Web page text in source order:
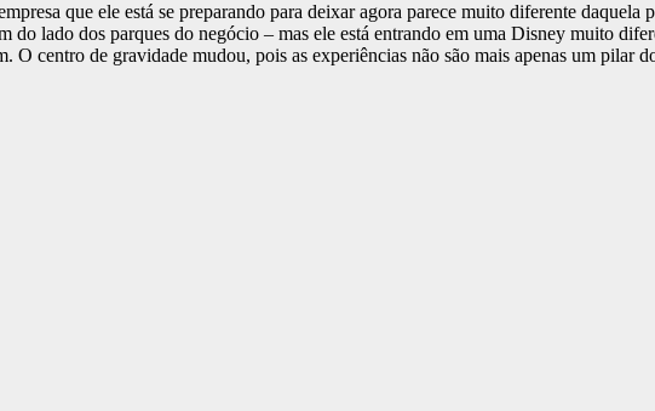
que ele está se preparando para deixar agora parece muito diferente
lado dos parques do negócio – mas ele está entrando em uma Disney muito
centro de gravidade mudou, pois as experiências não são mais apenas um pilar